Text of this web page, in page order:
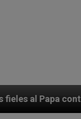
a su propio